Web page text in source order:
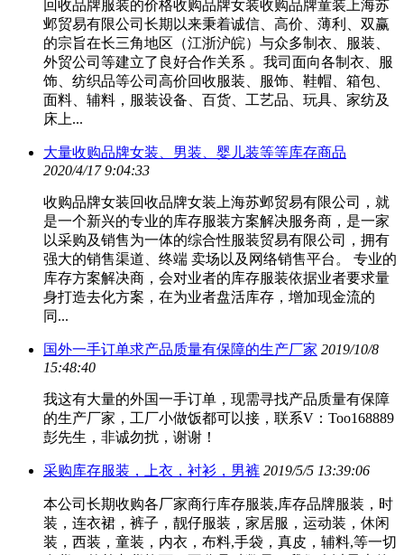
回收品牌服装的价格收购品牌女装收购品牌童装上海苏
邺贸易有限公司长期以来秉着诚信、高价、薄利、双赢
的宗旨在长三角地区（江浙沪皖）与众多制衣、服装、
外贸公司等建立了良好合作关系 。我司面向各制衣、服
饰、纺织品等公司高价回收服装、服饰、鞋帽、箱包、
面料、辅料，服装设备、百货、工艺品、玩具、家纺及
床上...
大量收购品牌女装、男装、婴儿装等等库存商品
2020/4/17 9:04:33
收购品牌女装回收品牌女装上海苏邺贸易有限公司，就
是一个新兴的专业的库存服装方案解决服务商，是一家
以采购及销售为一体的综合性服装贸易有限公司，拥有
强大的销售渠道、终端 卖场以及网络销售平台。 专业的
库存方案解决商，会对业者的库存服装依据业者要求量
身打造去化方案，在为业者盘活库存，增加现金流的
同...
国外一手订单求产品质量有保障的生产厂家 2019/10/8
15:48:40
我这有大量的外国一手订单，现需寻找产品质量有保障
的生产厂家，工厂小做饭都可以接，联系V：Too168889
彭先生，非诚勿扰，谢谢！
采购库存服装，上衣，衬衫，男裤 2019/5/5 13:39:06
本公司长期收购各厂家商行库存服装,库存品牌服装，时
装，连衣裙，裤子，靓仔服装，家居服，运动装，休闲
装，西装，童装，内衣，布料,手袋，真皮，辅料,等一切